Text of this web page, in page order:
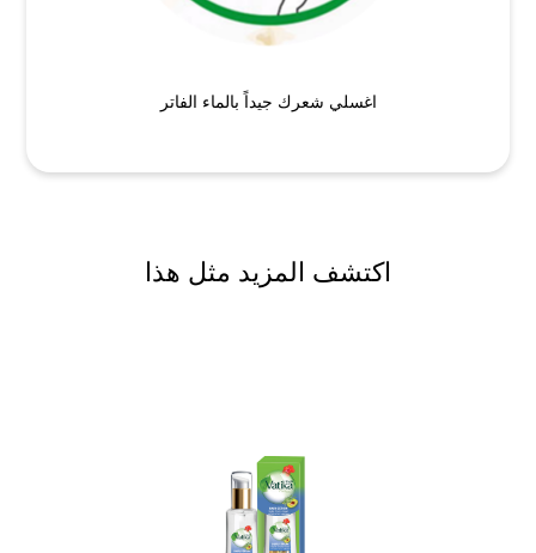
اغسلي شعرك جيداً بالماء الفاتر
اكتشف المزيد مثل هذا